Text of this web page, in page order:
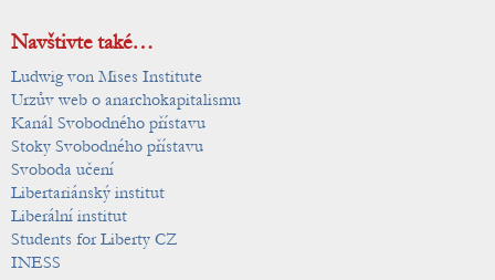
Navštivte také…
Ludwig von Mises Institute
Urzův web o anarchokapitalismu
Kanál Svobodného přístavu
Stoky Svobodného přístavu
Svoboda učení
Libertariánský institut
Liberální institut
Students for Liberty CZ
INESS